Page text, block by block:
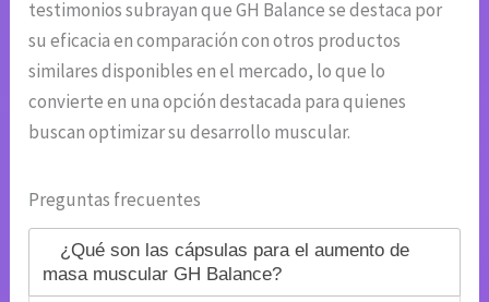
testimonios subrayan que GH Balance se destaca por
su eficacia en comparación con otros productos
similares disponibles en el mercado, lo que lo
convierte en una opción destacada para quienes
buscan optimizar su desarrollo muscular.
Preguntas frecuentes
¿Qué son las cápsulas para el aumento de
masa muscular GH Balance?